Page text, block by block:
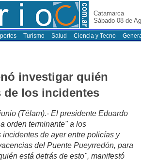
Catamarca
Sábado 08 de
Turismo Salud Ciencia y Tecno
investigar quién
de los incidentes
(Télam).- El presidente Eduardo
orden terminante" a los
de ayer entre policías y
del Puente Pueyrredón, para
está detrás de esto", manifestó